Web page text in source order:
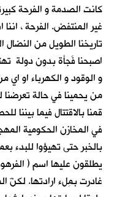
كانت الصدمة و الفرحة
غير المنتفض. الفرحة ، اننا
تاريخنا الطويل من النضال
اصبحنا فَجأة بدون دولة
و الوقود و الكهرباء او اي
من يحمينا في حالة تعرضنا
قمنا بالاقتتال فيما بيننا
في المخازن الحكومية
بالخبر حتى تهيؤوا للبدء
يطلقون عليها اسم (
غادرت بمِلء ارادتها. لكنّ